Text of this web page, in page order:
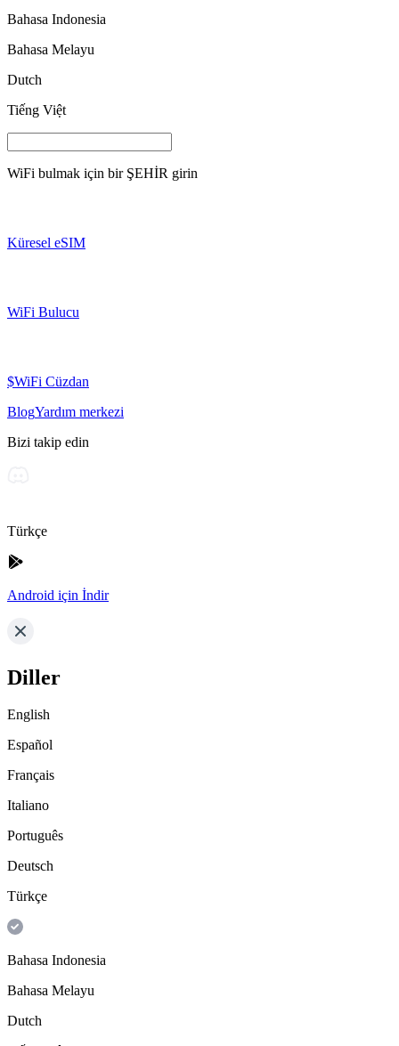
Bahasa Indonesia
Bahasa Melayu
Dutch
Tiếng Việt
WiFi bulmak için bir ŞEHİR girin
Küresel eSIM
WiFi Bulucu
$WiFi Cüzdan
BlogYardım merkezi
Bizi takip edin
Türkçe
Android için İndir
Diller
English
Español
Français
Italiano
Português
Deutsch
Türkçe
Bahasa Indonesia
Bahasa Melayu
Dutch